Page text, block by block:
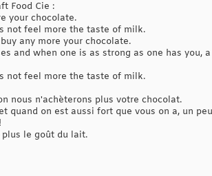
Food Cie :
your chocolate.
not feel more the taste of milk.
any more your chocolate.
and when one is as strong as one has you,
not feel more the taste of milk.
nous n'achèterons plus votre chocolat.
quand on est aussi fort que vous on a, un
le goût du lait.